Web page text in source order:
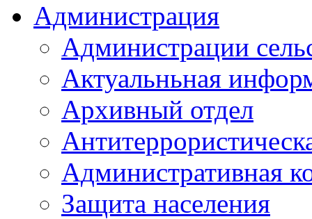
Администрация
Администрации
Актуальньная
Архивный отдел
Административная
Защита населения